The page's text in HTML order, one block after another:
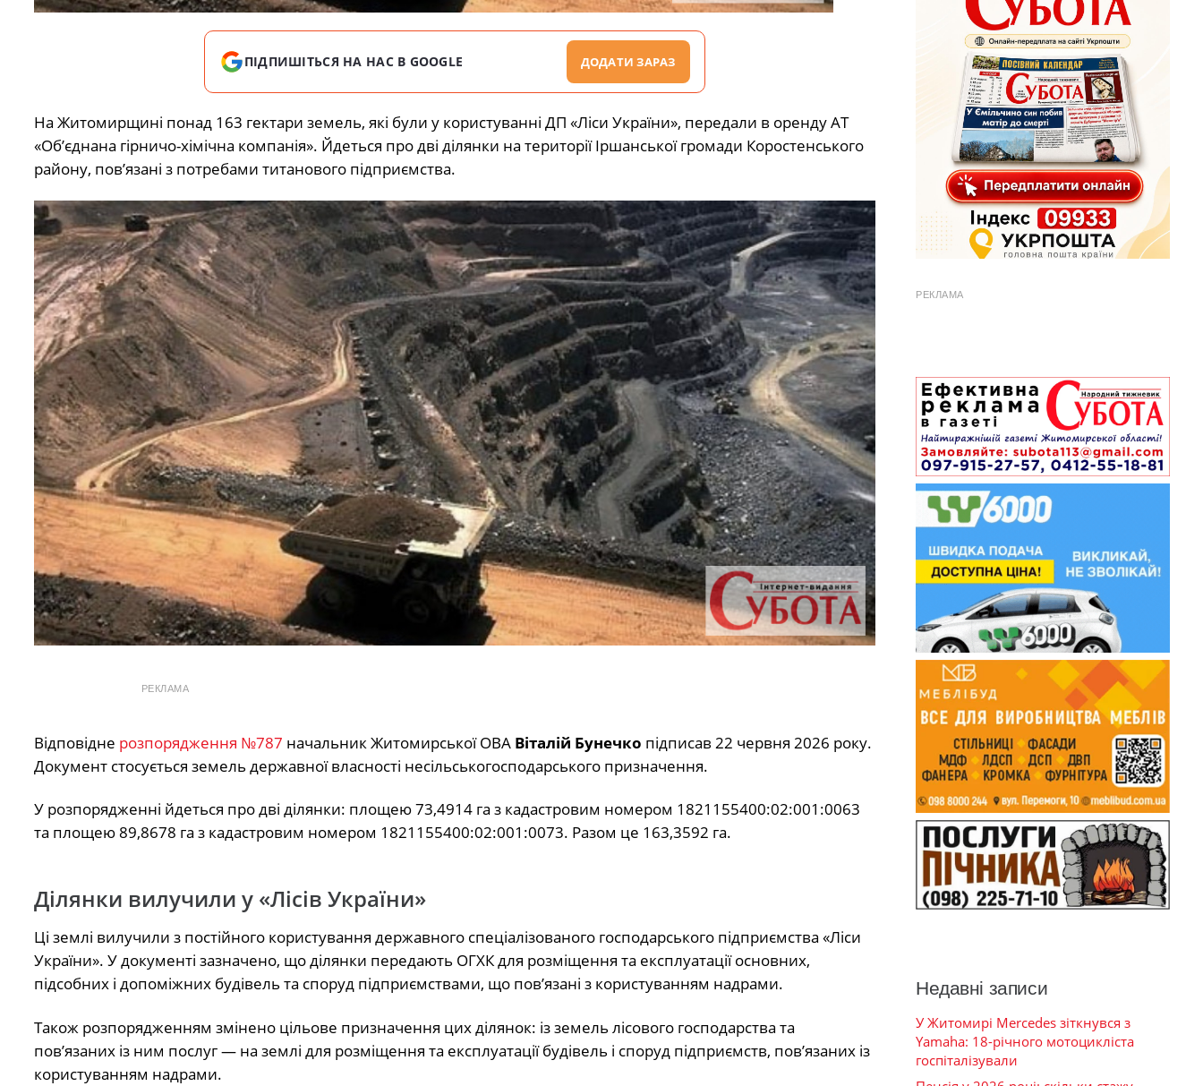
ПІДПИШІТЬСЯ НА НАС В GOOGLE ДОДАТИ ЗАРАЗ
На Житомирщині понад 163 гектари земель, які були у користуванні ДП «Ліси України», передали в оренду АТ
«Об’єднана гірничо-хімічна компанія». Йдеться про дві ділянки на території Іршанської громади Коростенського
району, пов’язані з потребами титанового підприємства.
РЕКЛАМА
Відповідне розпорядження №787 начальник Житомирської ОВА Віталій Бунечко підписав 22 червня 2026 року.
Документ стосується земель державної власності несільськогосподарського призначення.
У розпорядженні йдеться про дві ділянки: площею 73,4914 га з кадастровим номером 1821155400:02:001:0063
та площею 89,8678 га з кадастровим номером 1821155400:02:001:0073. Разом це 163,3592 га.
Ділянки вилучили у «Лісів України»
Ці землі вилучили з постійного користування державного спеціалізованого господарського підприємства «Ліси
України». У документі зазначено, що ділянки передають ОГХК для розміщення та експлуатації основних,
підсобних і допоміжних будівель та споруд підприємствами, що пов’язані з користуванням надрами.
Також розпорядженням змінено цільове призначення цих ділянок: із земель лісового господарства та
пов’язаних із ним послуг — на землі для розміщення та експлуатації будівель і споруд підприємств, пов’язаних із
користуванням надрами.
РЕКЛАМА
Недавні записи
У Житомирі Mercedes зіткнувся з
Yamaha: 18-річного мотоцикліста
госпіталізували